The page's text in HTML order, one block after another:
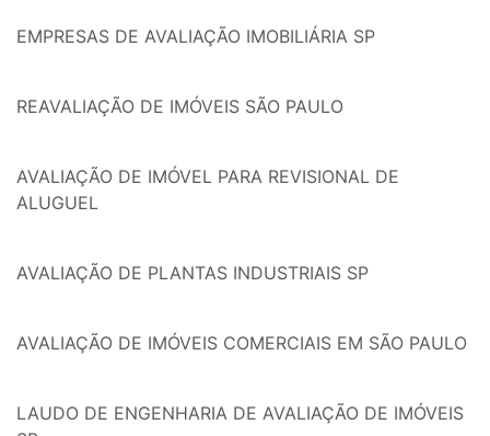
EMPRESAS DE AVALIAÇÃO IMOBILIÁRIA SP
REAVALIAÇÃO DE IMÓVEIS SÃO PAULO
AVALIAÇÃO DE IMÓVEL PARA REVISIONAL DE
ALUGUEL
AVALIAÇÃO DE PLANTAS INDUSTRIAIS SP
AVALIAÇÃO DE IMÓVEIS COMERCIAIS EM SÃO PAULO
LAUDO DE ENGENHARIA DE AVALIAÇÃO DE IMÓVEIS